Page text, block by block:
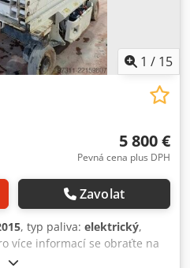
1 / 15
5 800 €
Pevná cena plus DPH
Zavolat
, typ paliva: elektrický,
více informací se obraťte na
Uj Af Aock